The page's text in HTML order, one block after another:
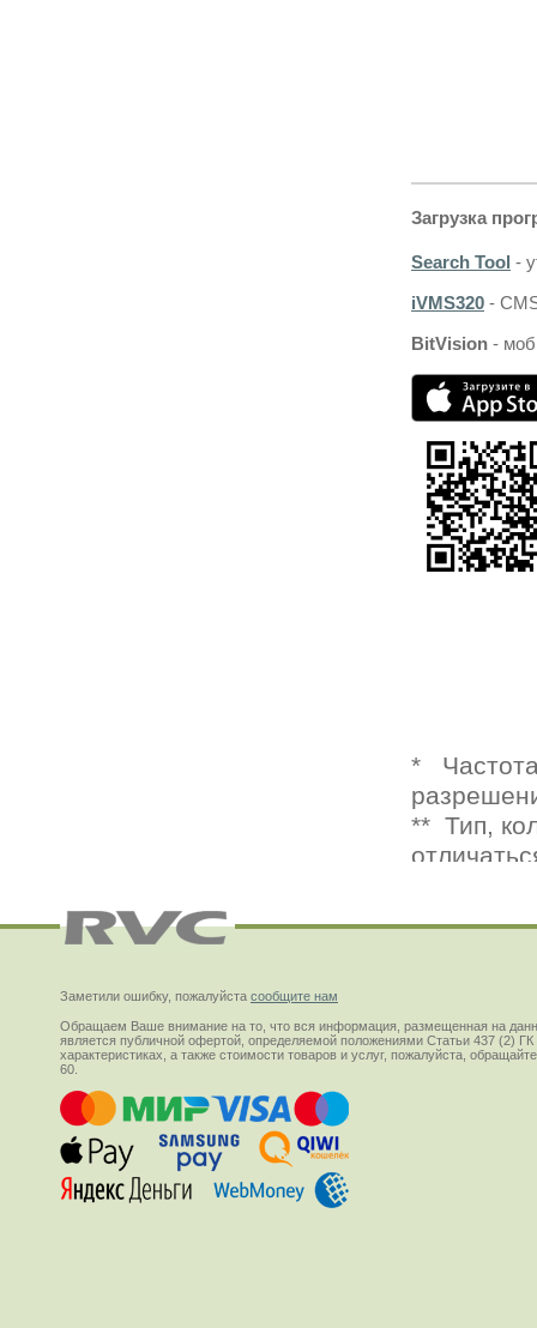
Заметили ошибку, пожалуйста сообщите нам
Обращаем Ваше внимание на то, что вся информация, размещенная на
является публичной офертой, определяемой положениями Статьи 437 (2)
характеристиках, а также стоимости товаров и услуг, пожалуйста,
60.